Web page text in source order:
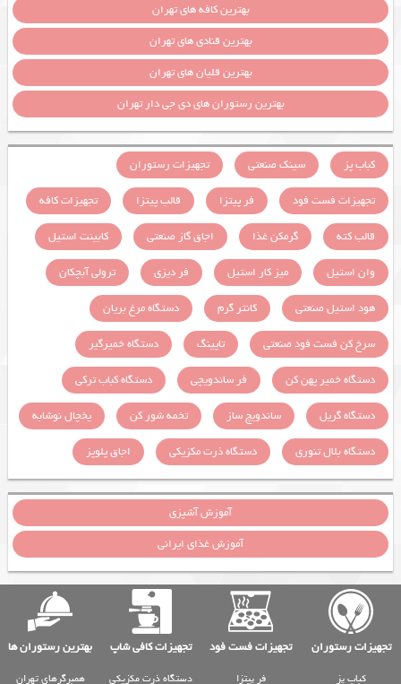
بهترین کافه های تهران
بهترین قنادی های تهران
بهترین قلیان های تهران
بهترین رستوران های دی جی دار تهران
کباب پز سینک صنعتی
تجهیزات رستوران
تجهیزات فست فود
فر پیتزا قالب پیتزا
تجهیزات کافه
قالب کته
گرمکن غذا اجاق گاز صنعتی
کابینت استیل
وان استیل
میز کار استیل فر دیزی
ترولی آبچکان
هود استیل صنعتی
کانتر گرم
دستگاه مرغ بریان
سرخ کن فست فود صنعتی
تاپینگ
دستگاه خمیرگیر
دستگاه خمیر پهن کن
فر ساندویچی
دستگاه کباب ترکی
دستگاه گریل
ساندویچ ساز تخمه شور کن
یخچال نوشابه
دستگاه بلال تنوری
دستگاه ذرت مکزیکی اجاق پلوپز
آموزش آشپزی
آموزش غذای ایرانی
تجهیزات رستوران تجهیزات فست فود تجهیزات کافی شاپ بهترین رستوران ها
کباب پز
فر پیتزا
دستگاه ذرت مکزیکی
همبرگرهای تهران